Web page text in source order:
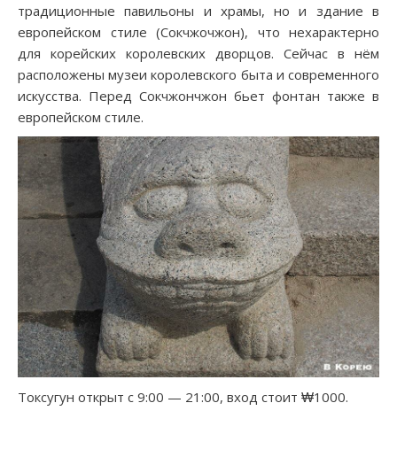
традиционные павильоны и храмы, но и здание в
европейском стиле (Сокчжочжон), что нехарактерно
для корейских королевских дворцов. Сейчас в нём
расположены музеи королевского быта и современного
искусства. Перед Сокчжончжон бьет фонтан также в
европейском стиле.
Токсугун открыт с 9:00 — 21:00, вход стоит ₩1000.